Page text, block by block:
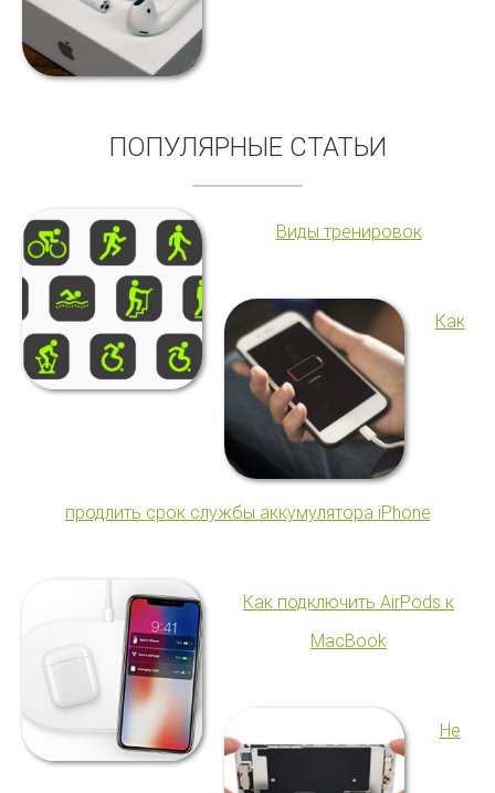
ПОПУЛЯРНЫЕ СТАТЬИ
Виды тренировок
Как
продлить срок службы аккумулятора iPhone
Как подключить AirPods к
MacBook
Не